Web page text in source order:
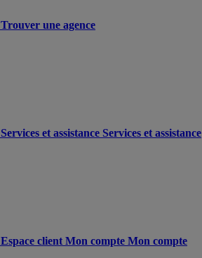
Trouver une agence
Services et assistance Services et assistance
Espace client Mon compte Mon compte